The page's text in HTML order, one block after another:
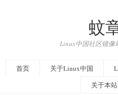
蚊
Linux中国社区镜像
首页 关于Linux中国
关于本站